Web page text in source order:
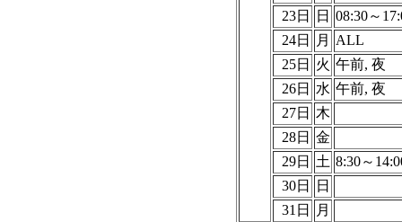
23日
日 08:30～
24日
月
ALL
25日
火 午前, 夜
26日
水 午前, 夜
27日
木
28日 金
29日
土 8:30～
30日
日
31日
月